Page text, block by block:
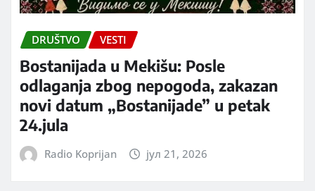
DRUŠTVO VESTI
Bostanijada u Mekišu: Posle
odlaganja zbog nepogoda, zakazan
novi datum „Bostanijade” u petak
24.jula
Radio Koprijan јул 21, 2026